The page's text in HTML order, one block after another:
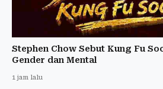
Stephen Chow Sebut Kung Fu
Gender dan Mental
1 jam lalu